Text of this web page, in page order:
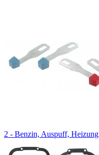
2 - Benzin, Auspuff, Heizung